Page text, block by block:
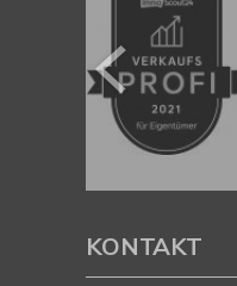
KONTAKT